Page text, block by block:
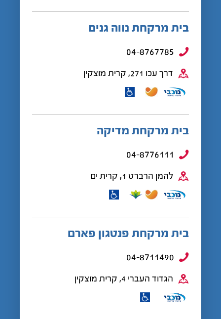
בית מרקחת נווה גנים
04-8767785
דרך עכו 271, קרית מוצקין
בית מרקחת מדיקה
04-8776111
להמן הרברט 1, קרית ים
בית מרקחת פנטגון פארם
04-8711490
הגדוד העברי 4, קרית מוצקין